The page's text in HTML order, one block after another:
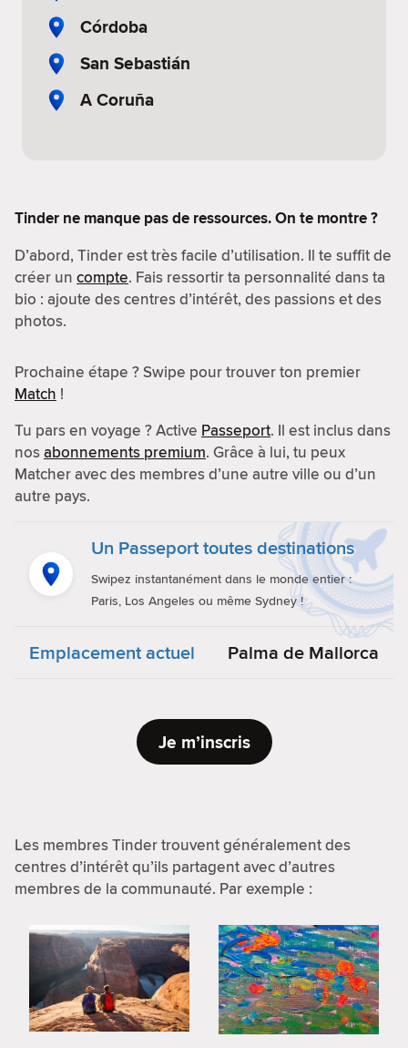
Córdoba
San Sebastián
A Coruña
Tinder ne manque pas de ressources. On te montre ?
D’abord, Tinder est très facile d’utilisation. Il te suffit de
créer un compte. Fais ressortir ta personnalité dans ta
bio : ajoute des centres d’intérêt, des passions et des
photos.
Prochaine étape ? Swipe pour trouver ton premier
Match !
Tu pars en voyage ? Active Passeport. Il est inclus dans
nosabonnements premium. Grâce à lui, tu peux
Matcher avec des membres d’une autre ville ou d’un
autre pays.
Un Passeport toutes destinations
Swipez instantanément dans le monde entier :
Paris, Los Angeles ou même Sydney !
Emplacement actuel Palma de Mallorca
Je m’inscris
Les membres Tinder trouvent généralement des
centres d’intérêt qu’ils partagent avec d’autres
membres de la communauté. Par exemple :